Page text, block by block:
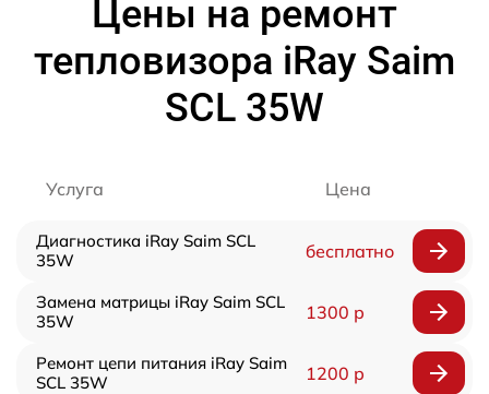
Цены на ремонт
тепловизора iRay Saim
SCL 35W
Услуга Цена
Диагностика iRay Saim SCL
35W
бесплатно
Замена матрицы iRay Saim SCL
35W
1300 р
Ремонт цепи питания iRay Saim
SCL 35W
1200 р